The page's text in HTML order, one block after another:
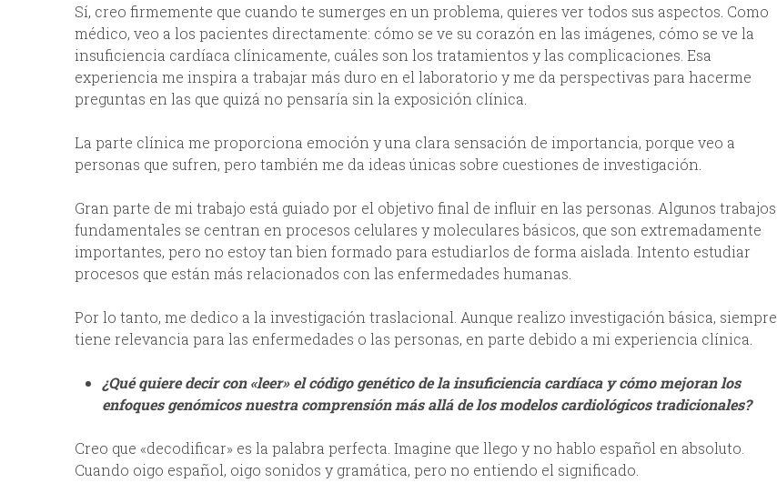
Sí, creo firmemente que cuando te sumerges en un problema, quieres ver todos sus aspectos. Como
médico, veo a los pacientes directamente: cómo se ve su corazón en las imágenes, cómo se ve la
insuficiencia cardíaca clínicamente, cuáles son los tratamientos y las complicaciones. Esa
experiencia me inspira a trabajar más duro en el laboratorio y me da perspectivas para hacerme
preguntas en las que quizá no pensaría sin la exposición clínica.
La parte clínica me proporciona emoción y una clara sensación de importancia, porque veo a
personas que sufren, pero también me da ideas únicas sobre cuestiones de investigación.
Gran parte de mi trabajo está guiado por el objetivo final de influir en las personas. Algunos trabajos
fundamentales se centran en procesos celulares y moleculares básicos, que son extremadamente
importantes, pero no estoy tan bien formado para estudiarlos de forma aislada. Intento estudiar
procesos que están más relacionados con las enfermedades humanas.
Por lo tanto, me dedico a la investigación traslacional. Aunque realizo investigación básica, siempre
tiene relevancia para las enfermedades o las personas, en parte debido a mi experiencia clínica.
¿Qué quiere decir con «leer» el código genético de la insuficiencia cardíaca y cómo mejoran los
enfoques genómicos nuestra comprensión más allá de los modelos cardiológicos tradicionales?
Creo que «decodificar» es la palabra perfecta. Imagine que llego y no hablo español en absoluto.
Cuando oigo español, oigo sonidos y gramática, pero no entiendo el significado.